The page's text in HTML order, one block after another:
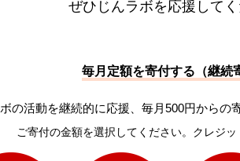
ぜひじんラボを応援して
毎月定額を寄付する（継続
の活動を継続的に応援、毎月500円からの
ご寄付の金額を選択してください。クレジッ